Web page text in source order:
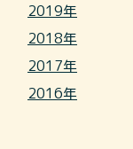
2019年
2018年
2017年
2016年